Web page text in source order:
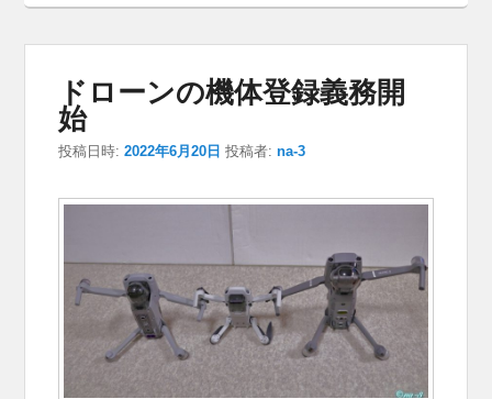
ドローンの機体登録義務開
始
投稿日時:2022年6月20日 投稿者:na-3